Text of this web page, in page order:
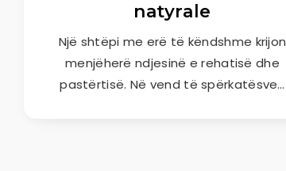
natyrale
Një shtëpi me erë të këndshme krijon
menjëherë ndjesinë e rehatisë dhe
pastërtisë. Në vend të spërkatësve…